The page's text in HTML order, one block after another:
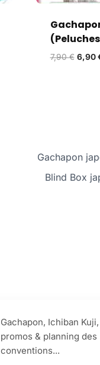
7,90€ 6,90
Gachapon
Blind Box
Gachapon, Ichiban Kuji,
promos & planning des
conventions...